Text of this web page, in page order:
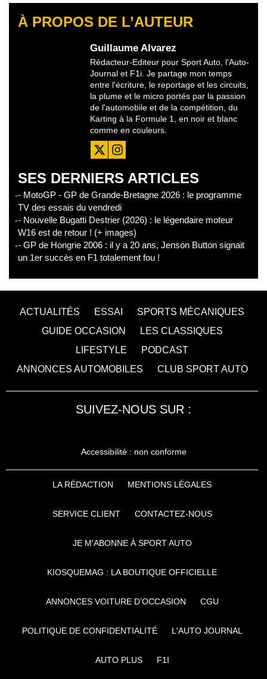
À PROPOS DE L’AUTEUR
Guillaume Alvarez
Rédacteur-Editeur pour Sport Auto, l'Auto-
Journal et F1i. Je partage mon temps
entre l'écriture, le reportage et les circuits,
la plume et le micro portés par la passion
de l'automobile et de la compétition, du
Karting à la Formule 1, en noir et blanc
comme en couleurs.
SES DERNIERS ARTICLES
- MotoGP - GP de Grande-Bretagne 2026 : le programme
TV des essais du vendredi
- Nouvelle Bugatti Destrier (2026) : le légendaire moteur
W16 est de retour ! (+ images)
- GP de Hongrie 2006 : il y a 20 ans, Jenson Button signait
un 1er succès en F1 totalement fou !
ACTUALITÉS ESSAI
SPORTS MÉCANIQUES
GUIDE OCCASION
LES CLASSIQUES
LIFESTYLE
PODCAST
ANNONCES AUTOMOBILES
CLUB SPORT AUTO
SUIVEZ-NOUS SUR :
Accessibilité : non conforme
LA RÉDACTION MENTIONS LÉGALES
SERVICE CLIENT CONTACTEZ-NOUS
JE M'ABONNE À SPORT AUTO
KIOSQUEMAG : LA BOUTIQUE OFFICIELLE
ANNONCES VOITURE D’OCCASION CGU
POLITIQUE DE CONFIDENTIALITÉ L'AUTO JOURNAL
AUTO PLUS F1I